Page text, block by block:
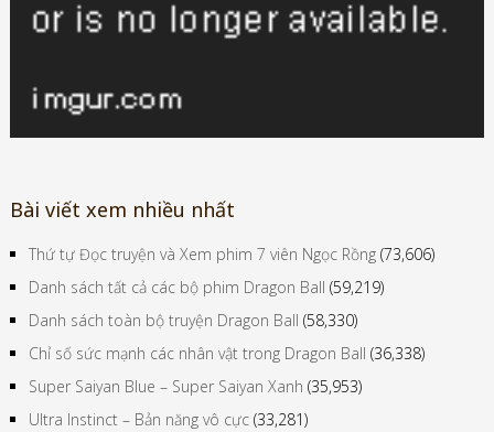
Bài viết xem nhiều nhất
Thứ tự Đọc truyện và Xem phim 7 viên Ngọc Rồng (73,606)
Danh sách tất cả các bộ phim Dragon Ball (59,219)
Danh sách toàn bộ truyện Dragon Ball (58,330)
Chỉ số sức mạnh các nhân vật trong Dragon Ball (36,338)
Super Saiyan Blue – Super Saiyan Xanh (35,953)
Ultra Instinct – Bản năng vô cực (33,281)